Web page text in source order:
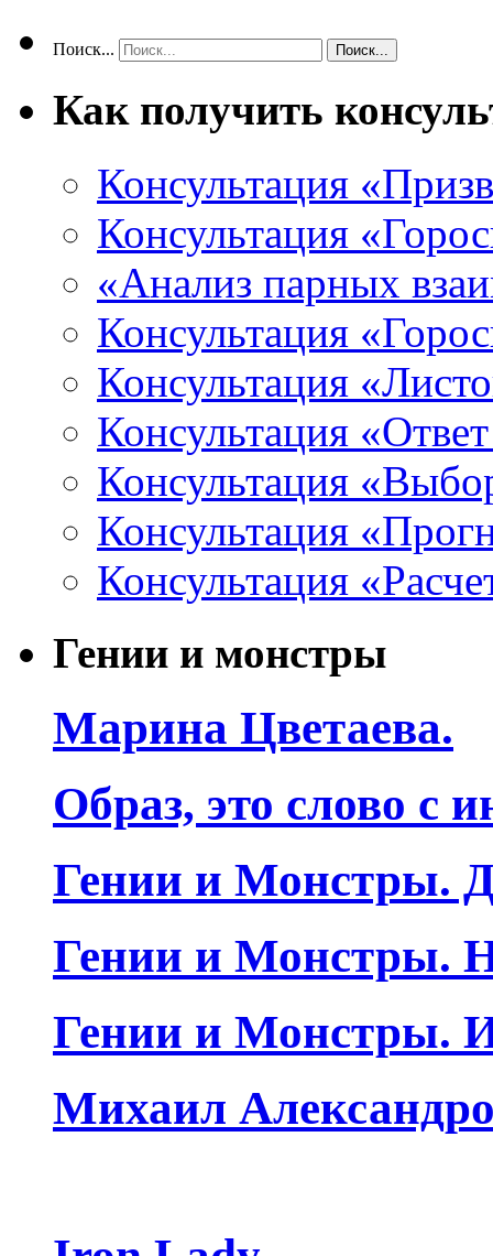
Поиск...
Как получить
Консультация
Консультация
«Анализ парных
Консультация
Консультация
Консультация
Консультация
Консультация
Консультация
Гении и монстры
Марина Цветаева.
Образ, это слово с
Гении и Монстры.
Гении и Монстры.
Гении и Монстры.
Михаил